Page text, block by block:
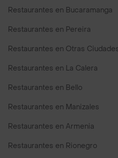
Restaurantes en Bucaramanga
Restaurantes en Pereira
Restaurantes en Otras
Restaurantes en La Calera
Restaurantes en Bello
Restaurantes en Manizales
Restaurantes en Armenia
Restaurantes en Rionegro